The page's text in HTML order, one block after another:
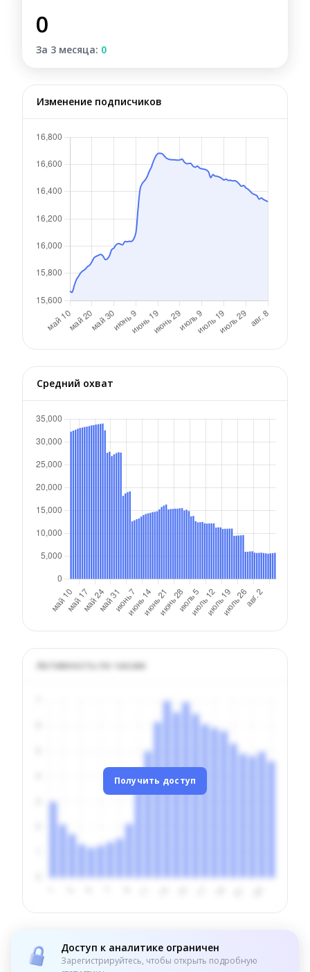
0
За 3 месяца: 0
Изменение подписчиков
Средний охват
Активность по часам
Получить доступ
Доступ к аналитике ограничен
Зарегистрируйтесь, чтобы открыть подробную